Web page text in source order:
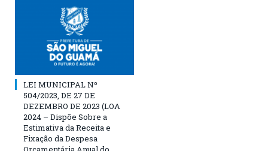
LEI MUNICIPAL Nº
504/2023, DE 27 DE
DEZEMBRO DE 2023 (LOA
2024 – Dispõe Sobre a
Estimativa da Receita e
Fixação da Despesa